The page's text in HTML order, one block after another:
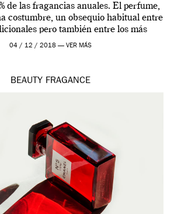
de las fragancias anuales. El perfume,
costumbre, un obsequio habitual entre
pero también entre los más
Estos días ha […]
04 / 12 / 2018 — VER MÁS
BEAUTY FRAGANCE